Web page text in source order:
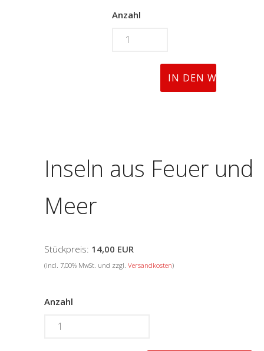
Anzahl
Inseln aus Feuer und
Meer
Stückpreis: 14,00 EUR
(incl. 7,00% MwSt. und zzgl. Versandkosten)
Anzahl